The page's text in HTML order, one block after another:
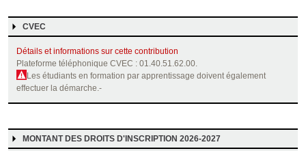
CVEC
Détails et informations sur cette contribution
Plateforme téléphonique CVEC : 01.40.51.62.00.
Les étudiants en formation par apprentissage doivent également
effectuer la démarche.-
MONTANT DES DROITS D'INSCRIPTION 2026-2027